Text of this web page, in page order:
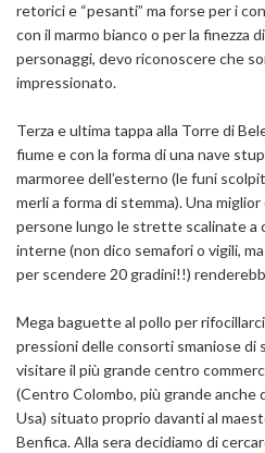
retorici e “pesanti” ma forse per i
con il marmo bianco o per la finezza
personaggi, devo riconoscere che
impressionato.
Terza e ultima tappa alla Torre di
fiume e con la forma di una nave
marmoree dell’esterno (le funi
merli a forma di stemma). Una
persone lungo le strette scalinate a
interne (non dico semafori o vigili,
per scendere 20 gradini!!)
Mega baguette al pollo per
pressioni delle consorti smaniose di
visitare il più grande centro
(Centro Colombo, più grande anche
Usa) situato proprio davanti al
Benfica. Alla sera decidiamo di